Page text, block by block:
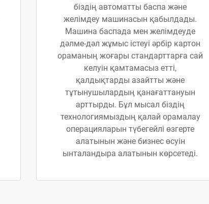
біздің автоматты баспа және
желімдеу машинасын қабылдады.
Машина баспада мен желімдеуде
дәлме-дәл жұмыс істеуі әрбір картон
ораманың жоғары стандарттарға сай
келуін қамтамасыз етті,
қалдықтарды азайтты және
тұтынушылардың қанағаттануын
арттырды. Бұл мысал біздің
технологиямыздың қалай орамалау
операцияларын түбегейлі өзгерте
алатынын және бизнес өсуін
ынталандыра алатынын көрсетеді.